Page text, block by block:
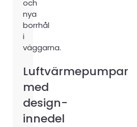
och
nya
borrhål
i
väggarna.
Luftvärmepumpar
med
design-
innedel